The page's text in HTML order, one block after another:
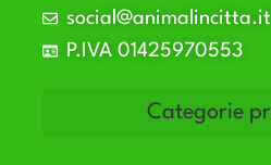
social@animalincitta.it
P.IVA 01425970553